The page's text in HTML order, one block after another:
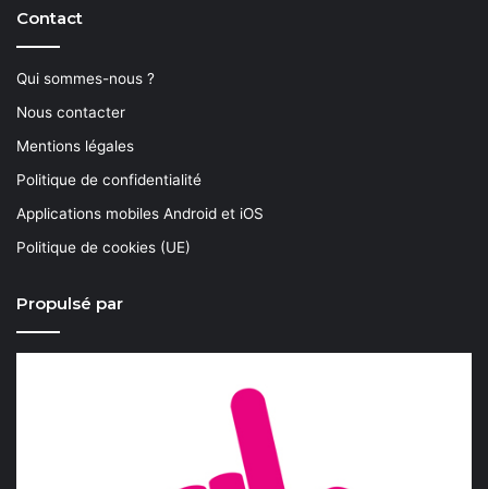
Contact
Qui sommes-nous ?
Nous contacter
Mentions légales
Politique de confidentialité
Applications mobiles Android et iOS
Politique de cookies (UE)
Propulsé par